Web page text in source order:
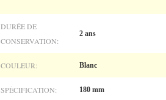
DURÉE DE
CONSERVATION:
2 ans
COULEUR: Blanc
SPÉCIFICATION: 180 mm